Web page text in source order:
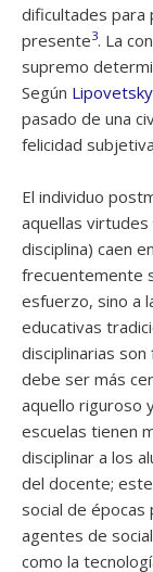
dificultades para
presente3. La
supremo
Según
pasado de una
felicidad
El individuo
aquellas
disciplina) caen
frecuentemente
esfuerzo, sino a
educativas
disciplinarias
debe ser más
aquello riguroso
escuelas tienen
disciplinar a los
del docente;
social de épocas
agentes de
como la